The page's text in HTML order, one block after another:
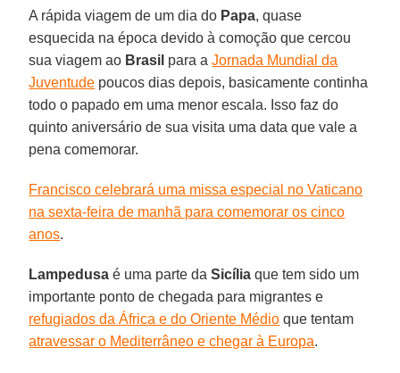
A rápida viagem de um dia do Papa, quase
esquecida na época devido à comoção que cercou
sua viagem ao Brasil para aJornada Mundial da
Juventude poucos dias depois, basicamente continha
todo o papado em uma menor escala. Isso faz do
quinto aniversário de sua visita uma data que vale a
pena comemorar.
Francisco celebrará uma missa especial no Vaticano
na sexta-feira de manhã para comemorar os cinco
anos.
Lampedusa é uma parte daSicília que tem sido um
importante ponto de chegada para migrantes e
refugiados da África e do Oriente Médio que tentam
atravessar o Mediterrâneo e chegar à Europa.